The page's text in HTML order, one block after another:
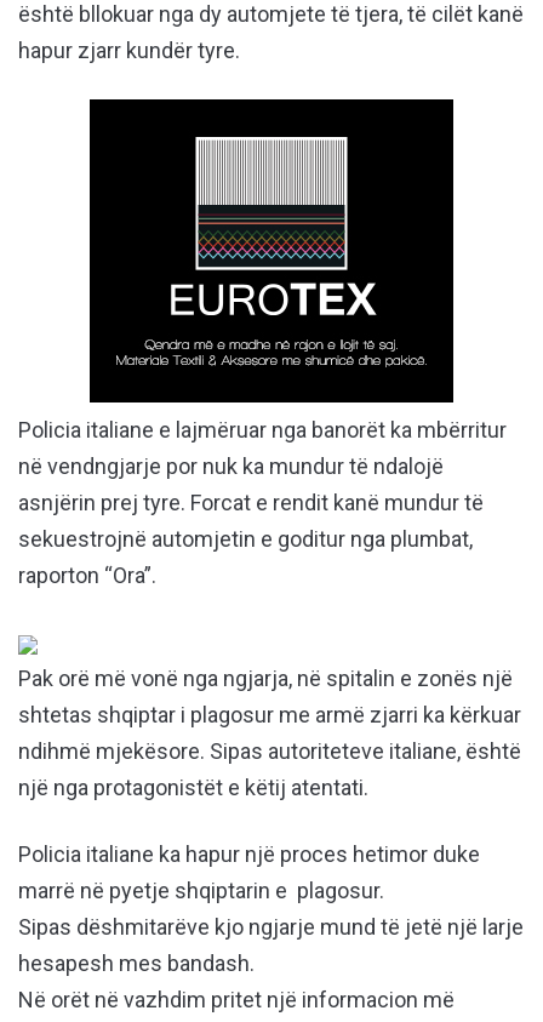
është bllokuar nga dy automjete të tjera, të cilët kanë
hapur zjarr kundër tyre.
Policia italiane e lajmëruar nga banorët ka mbërritur
në vendngjarje por nuk ka mundur të ndalojë
asnjërin prej tyre. Forcat e rendit kanë mundur të
sekuestrojnë automjetin e goditur nga plumbat,
raporton “Ora”.
Pak orë më vonë nga ngjarja, në spitalin e zonës një
shtetas shqiptar i plagosur me armë zjarri ka kërkuar
ndihmë mjekësore. Sipas autoriteteve italiane, është
një nga protagonistët e këtij atentati.
Policia italiane ka hapur një proces hetimor duke
marrë në pyetje shqiptarin e plagosur.
Sipas dëshmitarëve kjo ngjarje mund të jetë një larje
hesapesh mes bandash.
Në orët në vazhdim pritet një informacion më